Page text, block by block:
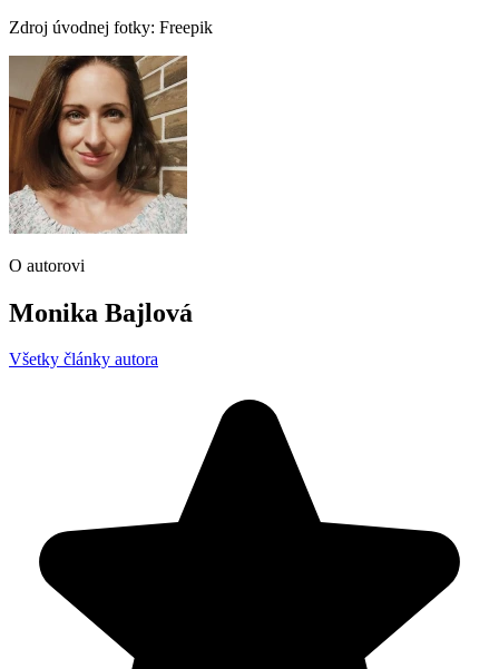
Zdroj úvodnej fotky: Freepik
O autorovi
Monika Bajlová
Všetky články autora